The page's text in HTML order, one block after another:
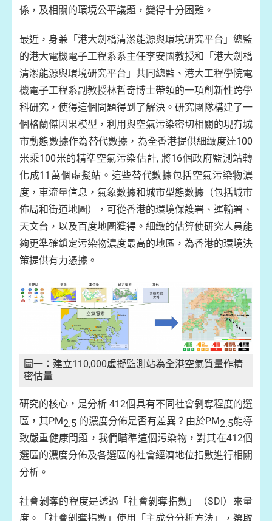
係，及相關的環境公平議題，變得十分困難。
最近，身兼「港大劍橋清潔能源與環境研究平台」總監
的港大電機電子工程系系主任李安國教授和「港大劍橋
清潔能源與環境研究平台」共同總監、港大工程學院電
機電子工程系副教授林哲奇博士帶領的一項創新性跨學
科研究，使得這個問題得到了解決。研究團隊構建了一
個格蘭傑因果模型，利用與空氣污染密切相關的現有城
市動態數據作為替代數據，為全香港提供細緻度達100
米乘100米的精準空氣污染估計, 將16個政府監測站轉
化成11萬個虛擬站。這些替代數據包括空氣污染物濃
度，車流量信息，氣象數據和城市型態數據（包括城市
佈局和街道地圖），可從香港的環境保護署、運輸署、
天文台，以及百度地圖獲得。細緻的估算使研究人員能
夠更準確鎖定污染物濃度最高的地區，為香港的環境決
策提供有力憑據。
圖一：建立110,000虛擬監測站為全港空氣質量作精
密估量
研究的核心，是分析 412個具有不同社會剝奪程度的選
區，其PM2.5 的濃度分佈是否有差異？由於PM2.5能導
致嚴重健康問題，我們瞄準這個污染物，對其在412個
選區的濃度分佈及各選區的社會經濟地位指數進行相關
分析。
社會剝奪的程度是透過「社會剝奪指數」（SDI）來量
度。「社會剝奪指數」使用「主成分分析方法」，選取